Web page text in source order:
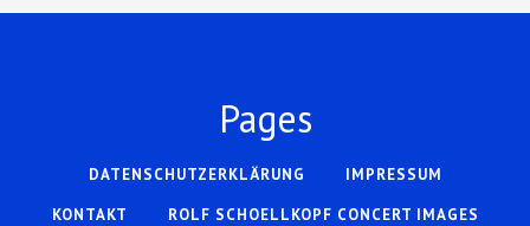
Pages
DATENSCHUTZERKLÄRUNG
IMPRESSUM
KONTAKT
ROLF SCHOELLKOPF CONCERT IMAGES